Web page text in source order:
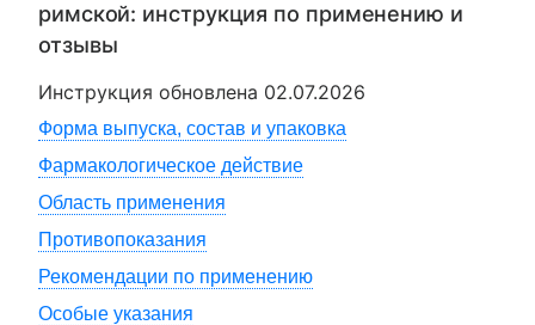
римской: инструкция по применению и
отзывы
Инструкция обновлена 02.07.2026
Форма выпуска, состав и упаковка
Фармакологическое действие
Область применения
Противопоказания
Рекомендации по применению
Особые указания